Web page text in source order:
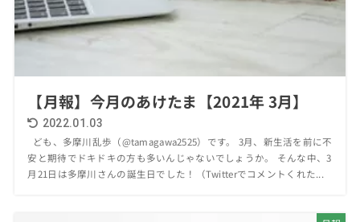
【月報】今月のあけたま【2021年 3月】
2022.01.03
ども、多摩川乱歩（@tamagawa2525）です。 3月、新生活を前に不
安と期待でドキドキの方も多いんじゃないでしょうか。 そんな中、3
月21日は多摩川さんの誕生日でした！（Twitterでコメントくれた...